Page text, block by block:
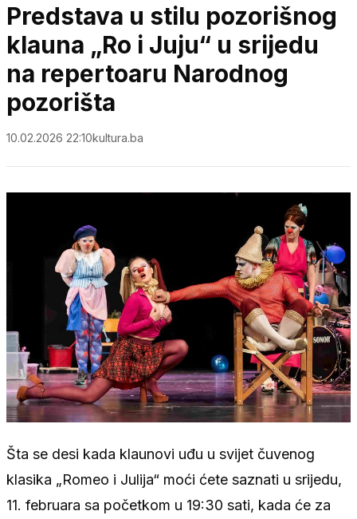
Predstava u stilu pozorišnog
klauna „Ro i Juju“ u srijedu
na repertoaru Narodnog
pozorišta
10.02.2026 22:10kultura.ba
Šta se desi kada klaunovi uđu u svijet čuvenog
klasika „Romeo i Julija“ moći ćete saznati u srijedu,
11. februara sa početkom u 19:30 sati, kada će za